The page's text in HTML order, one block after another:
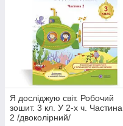
Я досліджую світ. Робочий
зошит. 3 кл. У 2-х ч. Частина
2 /двоколірний/